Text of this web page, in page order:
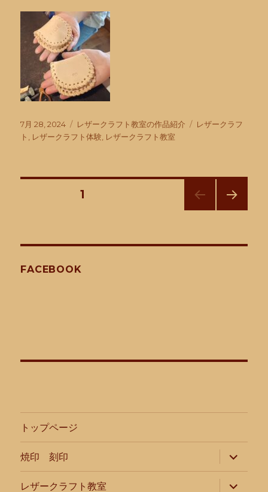
投
稿
7月 28, 2024
カ
テ
レザークラフト教室の作品紹介
タ
レザークラフ
ト
レザークラフト体験 レザークラフト教室
ナ
ン
固定ページ1
FACEBOOK
トップページ
焼印 刻印
サ
ブ
メ
ニ
レザークラフト教室
サ